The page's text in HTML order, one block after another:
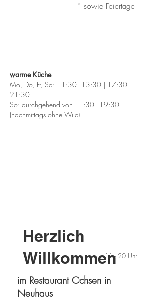
* sowie Feiertage
11 - 20 Uhr
warme Küche
Mo, Do, Fr, Sa: 11:30 - 13:30 | 17:30 -
21:30
So: durchgehend von 11:30 - 19:30
(nachmittags ohne Wild)
Herzlich
Willkommen
im Restaurant Ochsen in
Neuhaus